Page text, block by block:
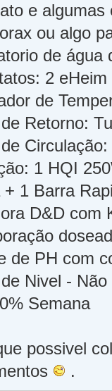
e
ou algo
de água
2
de
Retorno:
1 HQI
+ 1 Barra
D&D com
de PH com
Nivel -
Semana
possivel
.